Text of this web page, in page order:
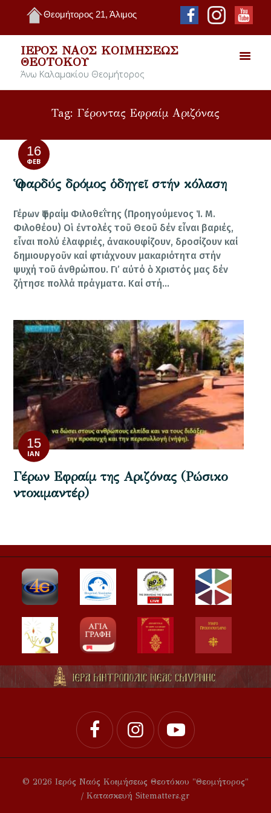
Θεομήτορος 21, Άλιμος
ΙΕΡΌΣ ΝΑΌΣ ΚΟΙΜΉΣΕΩΣ
ΘΕΟΤΌΚΟΥ
Άνω Καλαμακίου Θεομήτορος
Tag: Γέροντας Εφραίμ Αριζόνας
16
ΦΕΒ
Ὁ φαρδύς δρόμος ὁδηγεῖ στήν κόλαση
Γέρων Ἐφραίμ Φιλοθεΐτης (Προηγούμενος Ἱ. Μ.
Φιλοθέου) Οἱ ἐντολές τοῦ Θεοῦ δέν εἶναι βαριές,
εἶναι πολύ ἐλαφριές, ἀνακουφίζουν, δροσίζουν καί
δημιουργοῦν καί φτιάχνουν μακαριότητα στήν
ψυχή τοῦ ἀνθρώπου. Γι’ αὐτό ὁ Χριστός μας δέν
ζήτησε πολλά πράγματα. Καί στή…
15
ΙΑΝ
Γέρων Εφραίμ της Αριζόνας (Ρώσικο
ντοκιμαντέρ)
© 2026 Ιερός Ναός Κοιμήσεως Θεοτόκου "Θεομήτορος"
/ Κατασκευή Sitematters.gr